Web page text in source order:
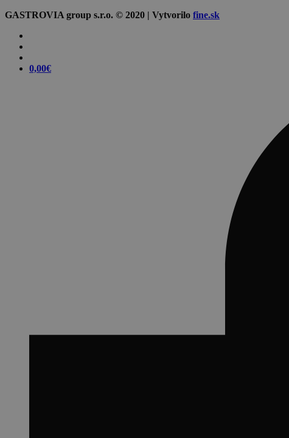
GASTROVIA group s.r.o. © 2020 | Vytvorilo fine.sk
0,00€